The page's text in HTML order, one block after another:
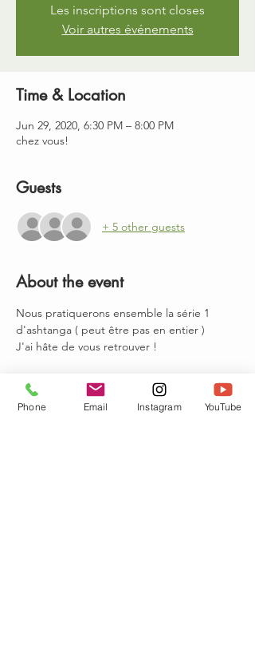
Les inscriptions sont closes
Voir autres événements
Time & Location
Jun 29, 2020, 6:30 PM – 8:00 PM
chez vous!
Guests
+ 5 other guests
About the event
Nous pratiquerons ensemble la série 1
d'ashtanga ( peut être pas en entier )
J'ai hâte de vous retrouver !
Tickets
Phone Email Instagram YouTube